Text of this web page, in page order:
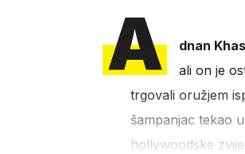
A dnan
ali on je
trgovali oružjem
šampanjac tekao
hollywoodske